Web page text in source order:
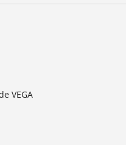
VEGA